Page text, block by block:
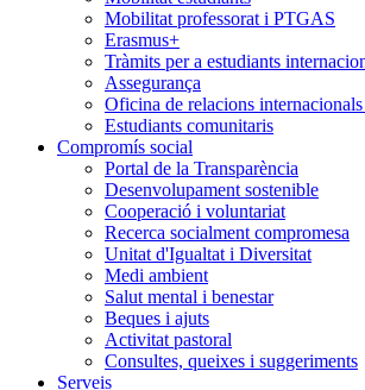
Mobilitat professorat i PTGAS
Erasmus+
Tràmits per a estudiants
Assegurança
Oficina de relacions
Estudiants comunitaris
Compromís social
Portal de la Transparència
Desenvolupament sostenible
Cooperació i voluntariat
Recerca socialment compromesa
Unitat d'Igualtat i Diversitat
Medi ambient
Salut mental i benestar
Beques i ajuts
Activitat pastoral
Consultes, queixes i suggeriments
Serveis